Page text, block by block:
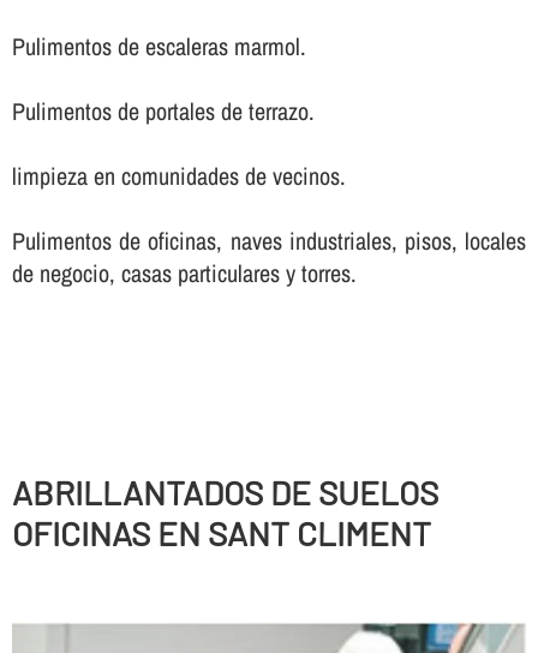
Pulimentos de escaleras marmol.
Pulimentos de portales de terrazo.
limpieza en comunidades de vecinos.
Pulimentos de oficinas, naves industriales, pisos, locales
de negocio, casas particulares y torres.
ABRILLANTADOS DE SUELOS
OFICINAS EN SANT CLIMENT